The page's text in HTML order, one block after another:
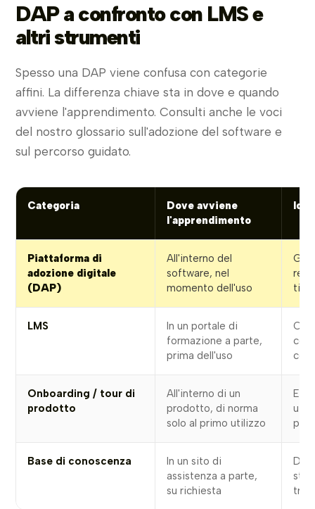
DAP a confronto con LMS e
altri strumenti
Spesso una DAP viene confusa con categorie
affini. La differenza chiave sta in dove e quando
avviene l'apprendimento. Consulti anche le voci
del nostro glossario sull'adozione del software e
sul percorso guidato.
Categoria
Dove avviene
l'apprendimento
Piattaforma di
adozione digitale
(DAP)
All'interno del
software, nel
momento dell'uso
LMS
In un portale di
formazione a parte,
prima dell'uso
Onboarding / tour di
prodotto
All'interno di un
prodotto, di norma
solo al primo utilizzo
Base di conoscenza
In un sito di
assistenza a parte,
su richiesta